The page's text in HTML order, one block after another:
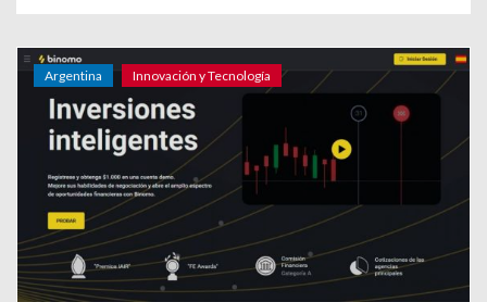
Argentina Innovación y Tecnología